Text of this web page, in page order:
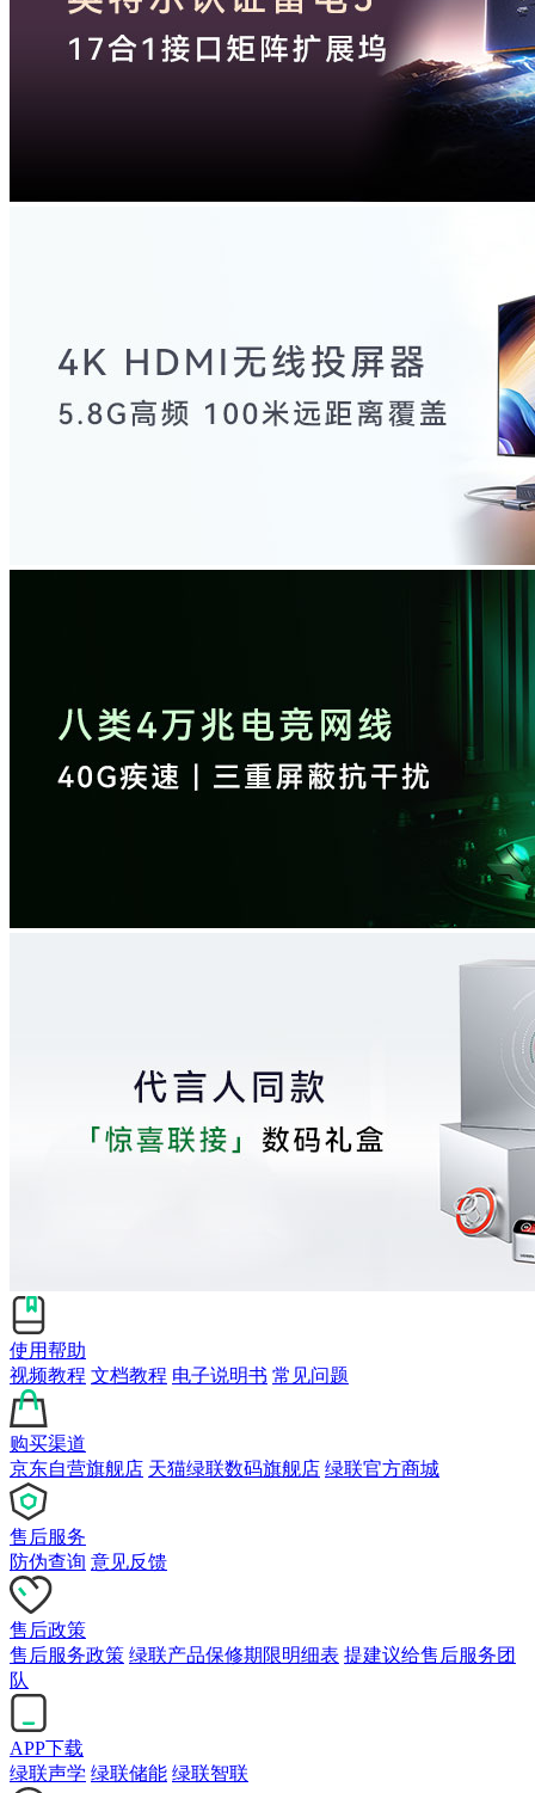
使用帮助
视频教程 文档教程 电子说明书 常见问题
购买渠道
京东自营旗舰店 天猫绿联数码旗舰店 绿联官方商城
售后服务
防伪查询 意见反馈
售后政策
售后服务政策 绿联产品保修期限明细表 提建议给售后服务团
队
APP下载
绿联声学 绿联储能 绿联智联